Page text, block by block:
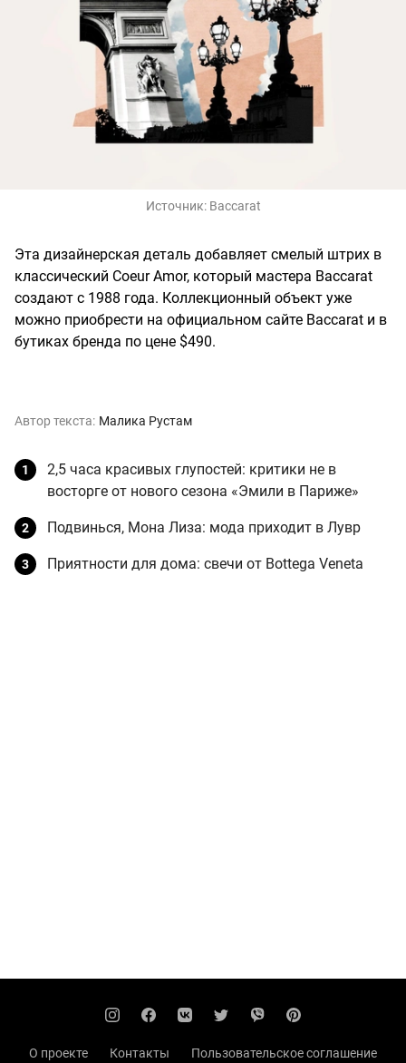
Источник: Baccarat
Эта дизайнерская деталь добавляет смелый штрих в
классический Coeur Amor, который мастера Baccarat
создают с 1988 года. Коллекционный объект уже
можно приобрести на официальном сайте Baccarat и в
бутиках бренда по цене $490.
Автор текста: Малика Рустам
2,5 часа красивых глупостей: критики не в
восторге от нового сезона «Эмили в Париже»
Подвинься, Мона Лиза: мода приходит в Лувр
Приятности для дома: свечи от Bottega Veneta
О проекте Контакты Пользовательское соглашение